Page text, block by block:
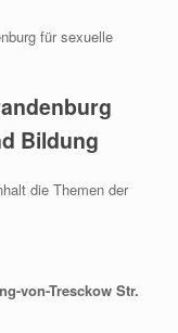
für sexuelle
Bildung
die Themen der
von-Tresckow Str.